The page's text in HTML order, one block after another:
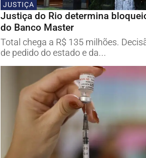
JUSTIÇA
Justiça do Rio determina
do Banco Master
Total chega a R$ 135 milhões.
de pedido do estado e da...